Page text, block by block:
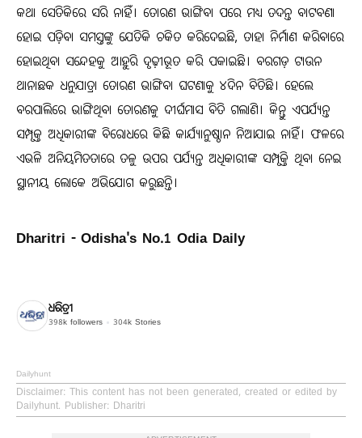
କଥା ସେତିକିରେ ସରି ନାହିଁ। ତୋରଣ ଭାଙ୍ଗିବା ପରେ ମଧ୍ୟ ତଦନ୍ତ ବାଟବଣା
ହୋଇ ପଡ଼ିବା ସମସ୍ତଙ୍କୁ ଯେତିକି ଚକିତ କରିଦେଇଛି, ତାହା ନିର୍ମାଣ କରିବାରେ
ହୋଇଥିବା ସନ୍ଦେହକୁ ଆହୁରି ଦୃଢ଼ୀଭୂତ କରି ପକାଇଛି। ବରଗଡ଼ ଟାଉନ
ଥାନାଛକ ଧନୁଯାତ୍ରା ତୋରଣ ଭାଙ୍ଗିବା ଘଟଣାକୁ ୪ଦିନ ବିତିଛି। ହେଲେ
ବରପାଲିରେ ଭାଙ୍ଗିଥିବା ତୋରଣକୁ ଦୀର୍ଘମାସ ବିତି ଗଲାଣି। କିନ୍ତୁ ଏପର୍ଯ୍ୟନ୍ତ
ସମ୍ପୃକ୍ତ ଅଧିକାରୀଙ୍କ ବିରୋଧରେ କିଛି କାର୍ଯ୍ୟାନୁଷ୍ଠାନ ନିଆଯାଇ ନାହିଁ। ଫଳରେ
ଏଭଳି ଅନିୟମିତତାରେ ତଳୁ ଉପର ପର୍ଯ୍ୟନ୍ତ ଅଧିକାରୀଙ୍କ ସମ୍ପୃକ୍ତି ଥିବା ନେଇ
ସ୍ଥାନୀୟ ଲୋକେ ଅଭିଯୋଗ କରୁଛନ୍ତି।
Dharitri - Odisha's No.1 Odia Daily
ଧରିତ୍ରୀ
398k followers 304k Stories
Dailyhunt
Disclaimer: This content has not been generated, created or edited by
Dailyhunt. Publisher: Dharitri